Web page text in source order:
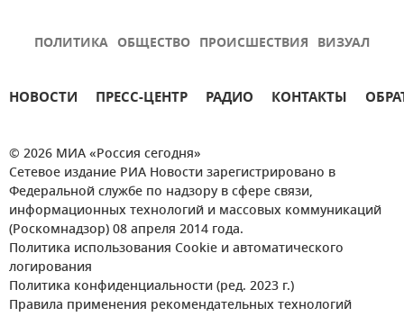
ПОЛИТИКА ОБЩЕСТВО ПРОИСШЕСТВИЯ ВИЗУАЛ
НОВОСТИ ПРЕСС-ЦЕНТР РАДИО КОНТАКТЫ
© 2026 МИА «Россия сегодня»
Сетевое издание РИА Новости зарегистрировано в
Федеральной службе по надзору в сфере связи,
информационных технологий и массовых коммуникаций
(Роскомнадзор) 08 апреля 2014 года.
Политика использования Cookie и автоматического
логирования
Политика конфиденциальности (ред. 2023 г.)
Правила применения рекомендательных технологий